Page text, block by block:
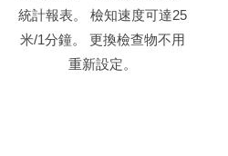
統計報表。 檢知速度可達25
米/1分鐘。 更換檢查物不用
重新設定。